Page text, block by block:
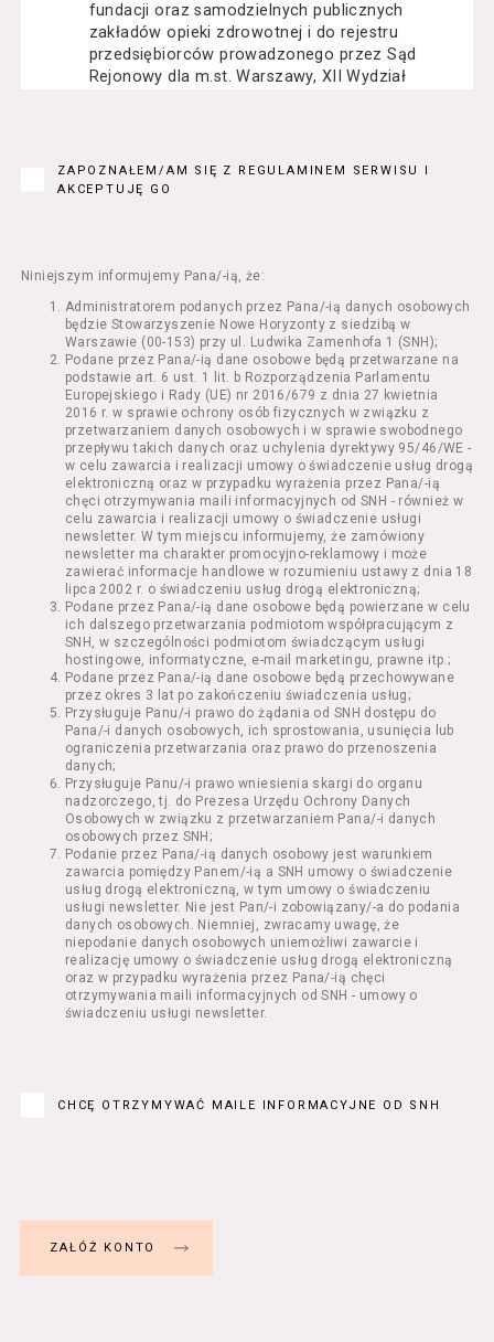
fundacji oraz samodzielnych publicznych
zakładów opieki zdrowotnej i do rejestru
przedsiębiorców prowadzonego przez Sąd
Rejonowy dla m.st. Warszawy, XII Wydział
Usługobiorca - osoba fizyczna, osoba prawna
lub jednostka organizacyjna nieposiadająca
Usługodawcę drogą elektroniczną z
wykorzystaniem Serwisu;
Seans – organizowany przez Usługodawcę
w Kinie Nowe Horyzonty we Wrocławiu (ul.
Kazimierza Wielkiego 19a-21) pokaz filmu nie
stanowiący części Wydarzenia;
Wydarzenie – organizowany przez
Usługodawcę w Kinie Nowe Horyzonty we
Wrocławiu (ul. Kazimierza Wielkiego 19a-21)
festiwal filmowy, przegląd filmowy, pokaz
specjalny, performance, opera, koncert lub
inna podobna impreza;
Kurs – zajęcia organizowane przez
Organizatora będące przedsięwzięciem o
charakterze edukacyjnym;
Bilety – dokumenty potwierdzające zawarcie
umowy z Usługodawcą i uprawniające do
wzięcia udziału w Seansie lub w części
określonego Wydarzenia;
Karnety – zestaw określonej liczby Biletów na
poszczególne części danego Wydarzenia lub
na całe Wydarzenie, przewidziany dla danego
Wydarzenia przez Usługodawcę;
Regulamin – niniejszy regulamin.
§ 2 Postanowienia ogólne
Regulamin określa zasady:
świadczenia Usługobiorcom Usług przez
Usługodawcę, z zastrzeżeniem usług, o
których mowa w ust. 2 pkt 4 i 5 poniżej,
których zasady świadczenia w zakresie
nieuregulowanym w Regulaminie precyzują
odrębne regulaminy,
przetwarzania przez Usługodawcę danych
następujące Usługi:
nabycia Biletów i Karnetów oraz
ZAPOZNAŁEM/AM SIĘ Z REGULAMINEM SERWISU I
AKCEPTUJĘ GO
Niniejszym informujemy Pana/-ią, że:
Administratorem podanych przez Pana/-ią danych osobowych
będzie Stowarzyszenie Nowe Horyzonty z siedzibą w
Warszawie (00-153) przy ul. Ludwika Zamenhofa 1 (SNH);
Podane przez Pana/-ią dane osobowe będą przetwarzane na
podstawie art. 6 ust. 1 lit. b Rozporządzenia Parlamentu
Europejskiego i Rady (UE) nr 2016/679 z dnia 27 kwietnia
2016 r. w sprawie ochrony osób fizycznych w związku z
przetwarzaniem danych osobowych i w sprawie swobodnego
przepływu takich danych oraz uchylenia dyrektywy 95/46/WE -
w celu zawarcia i realizacji umowy o świadczenie usług drogą
elektroniczną oraz w przypadku wyrażenia przez Pana/-ią
chęci otrzymywania maili informacyjnych od SNH - również w
celu zawarcia i realizacji umowy o świadczenie usługi
newsletter. W tym miejscu informujemy, że zamówiony
newsletter ma charakter promocyjno-reklamowy i może
zawierać informacje handlowe w rozumieniu ustawy z dnia 18
lipca 2002 r. o świadczeniu usług drogą elektroniczną;
Podane przez Pana/-ią dane osobowe będą powierzane w celu
ich dalszego przetwarzania podmiotom współpracującym z
SNH, w szczególności podmiotom świadczącym usługi
hostingowe, informatyczne, e-mail marketingu, prawne itp.;
Podane przez Pana/-ią dane osobowe będą przechowywane
przez okres 3 lat po zakończeniu świadczenia usług;
Przysługuje Panu/-i prawo do żądania od SNH dostępu do
Pana/-i danych osobowych, ich sprostowania, usunięcia lub
ograniczenia przetwarzania oraz prawo do przenoszenia
danych;
Przysługuje Panu/-i prawo wniesienia skargi do organu
nadzorczego, tj. do Prezesa Urzędu Ochrony Danych
Osobowych w związku z przetwarzaniem Pana/-i danych
osobowych przez SNH;
Podanie przez Pana/-ią danych osobowy jest warunkiem
zawarcia pomiędzy Panem/-ią a SNH umowy o świadczenie
usług drogą elektroniczną, w tym umowy o świadczeniu
usługi newsletter. Nie jest Pan/-i zobowiązany/-a do podania
danych osobowych. Niemniej, zwracamy uwagę, że
niepodanie danych osobowych uniemożliwi zawarcie i
realizację umowy o świadczenie usług drogą elektroniczną
oraz w przypadku wyrażenia przez Pana/-ią chęci
otrzymywania maili informacyjnych od SNH - umowy o
świadczeniu usługi newsletter.
CHCĘ OTRZYMYWAĆ MAILE INFORMACYJNE OD SNH